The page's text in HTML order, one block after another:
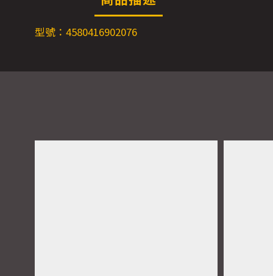
型號：4580416902076